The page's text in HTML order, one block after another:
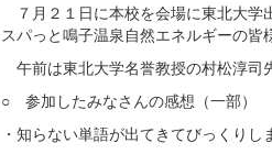
７月２１日に本校を会場に東北大学
スパっと鳴子温泉自然エネルギーの皆
午前は東北大学名誉教授の村松淳司
○ 参加したみなさんの感想（一部）
・知らない単語が出てきてびっくり